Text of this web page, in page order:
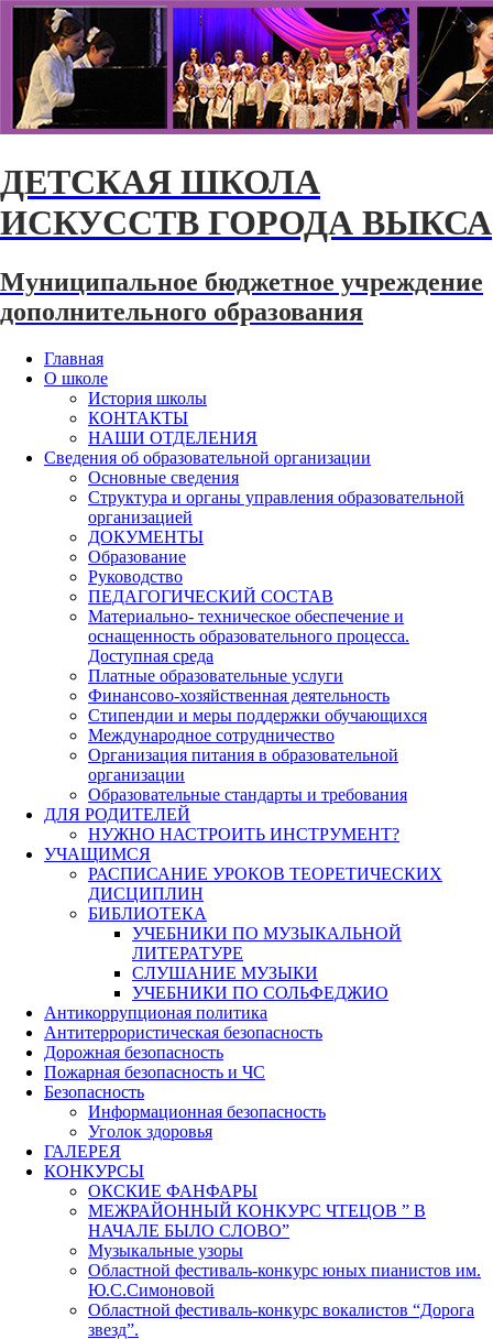
ДЕТСКАЯ ШКОЛА
ИСКУССТВ ГОРОДА ВЫКСА
Муниципальное бюджетное учреждение
дополнительного образования
Главная
О школе
История школы
КОНТАКТЫ
НАШИ ОТДЕЛЕНИЯ
Сведения об образовательной организации
Основные сведения
Структура и органы управления образовательной
организацией
ДОКУМЕНТЫ
Образование
Руководство
ПЕДАГОГИЧЕСКИЙ СОСТАВ
Материально- техническое обеспечение и
оснащенность образовательного процесса.
Доступная среда
Платные образовательные услуги
Финансово-хозяйственная деятельность
Стипендии и меры поддержки обучающихся
Международное сотрудничество
Организация питания в образовательной
организации
Образовательные стандарты и требования
ДЛЯ РОДИТЕЛЕЙ
НУЖНО НАСТРОИТЬ ИНСТРУМЕНТ?
УЧАЩИМСЯ
РАСПИСАНИЕ УРОКОВ ТЕОРЕТИЧЕСКИХ
ДИСЦИПЛИН
БИБЛИОТЕКА
УЧЕБНИКИ ПО МУЗЫКАЛЬНОЙ
ЛИТЕРАТУРЕ
СЛУШАНИЕ МУЗЫКИ
УЧЕБНИКИ ПО СОЛЬФЕДЖИО
Антикоррупционая политика
Антитеррористическая безопасность
Дорожная безопасность
Пожарная безопасность и ЧС
Безопасность
Информационная безопасность
Уголок здоровья
ГАЛЕРЕЯ
КОНКУРСЫ
ОКСКИЕ ФАНФАРЫ
МЕЖРАЙОННЫЙ КОНКУРС ЧТЕЦОВ ” В
НАЧАЛЕ БЫЛО СЛОВО”
Музыкальные узоры
Областной фестиваль-конкурс юных пианистов им.
Ю.С.Симоновой
Областной фестиваль-конкурс вокалистов “Дорога
звезд”.